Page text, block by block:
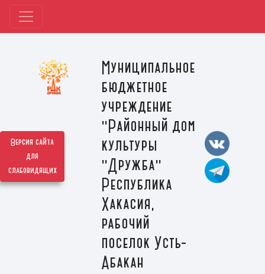
Версия сайта
для
слабовидящих
Муниципальное
бюджетное
учреждение
"Районный дом
культуры
"Дружба"
Республика
Хакасия,
рабочий
поселок Усть-
Абакан